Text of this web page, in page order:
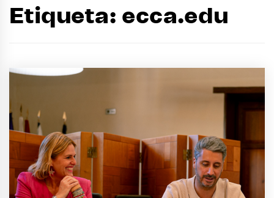
Etiqueta: ecca.edu